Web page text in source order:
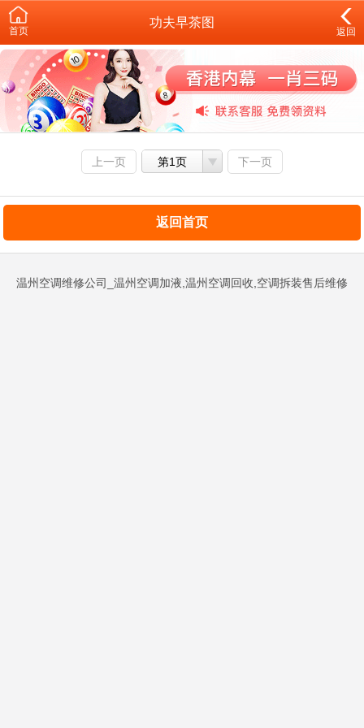
首页
功夫早茶图
返回
上一页 第1页 下一页
返回首页
温州空调维修公司_温州空调加液,温州空调回收,空调拆装售后维修